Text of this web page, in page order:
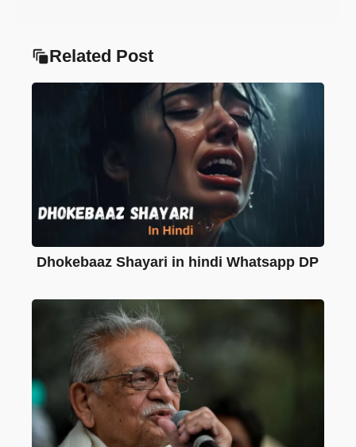
Related Post
Dhokebaaz Shayari in hindi Whatsapp DP